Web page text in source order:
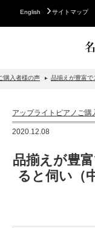
English サイトマップ
スタインウェイに
アップライトピア
購入者様の声 品揃えが豊富で
アップライトピアノご購
2020.12.08
品揃えが豊
ると伺い（